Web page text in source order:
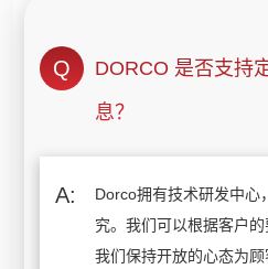
DORCO 是否支持
息？
Dorco拥有技术研发中心
究。我们可以根据客户的
我们保持开放的心态为顾